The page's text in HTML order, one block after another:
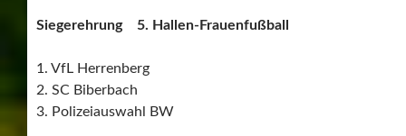
Siegerehrung 5. Hallen-Frauenfußball
1. VfL Herrenberg
2. SC Biberbach
3. Polizeiauswahl BW